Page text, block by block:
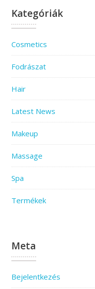
Kategóriák
Cosmetics
Fodrászat
Hair
Latest News
Makeup
Massage
Spa
Termékek
Meta
Bejelentkezés